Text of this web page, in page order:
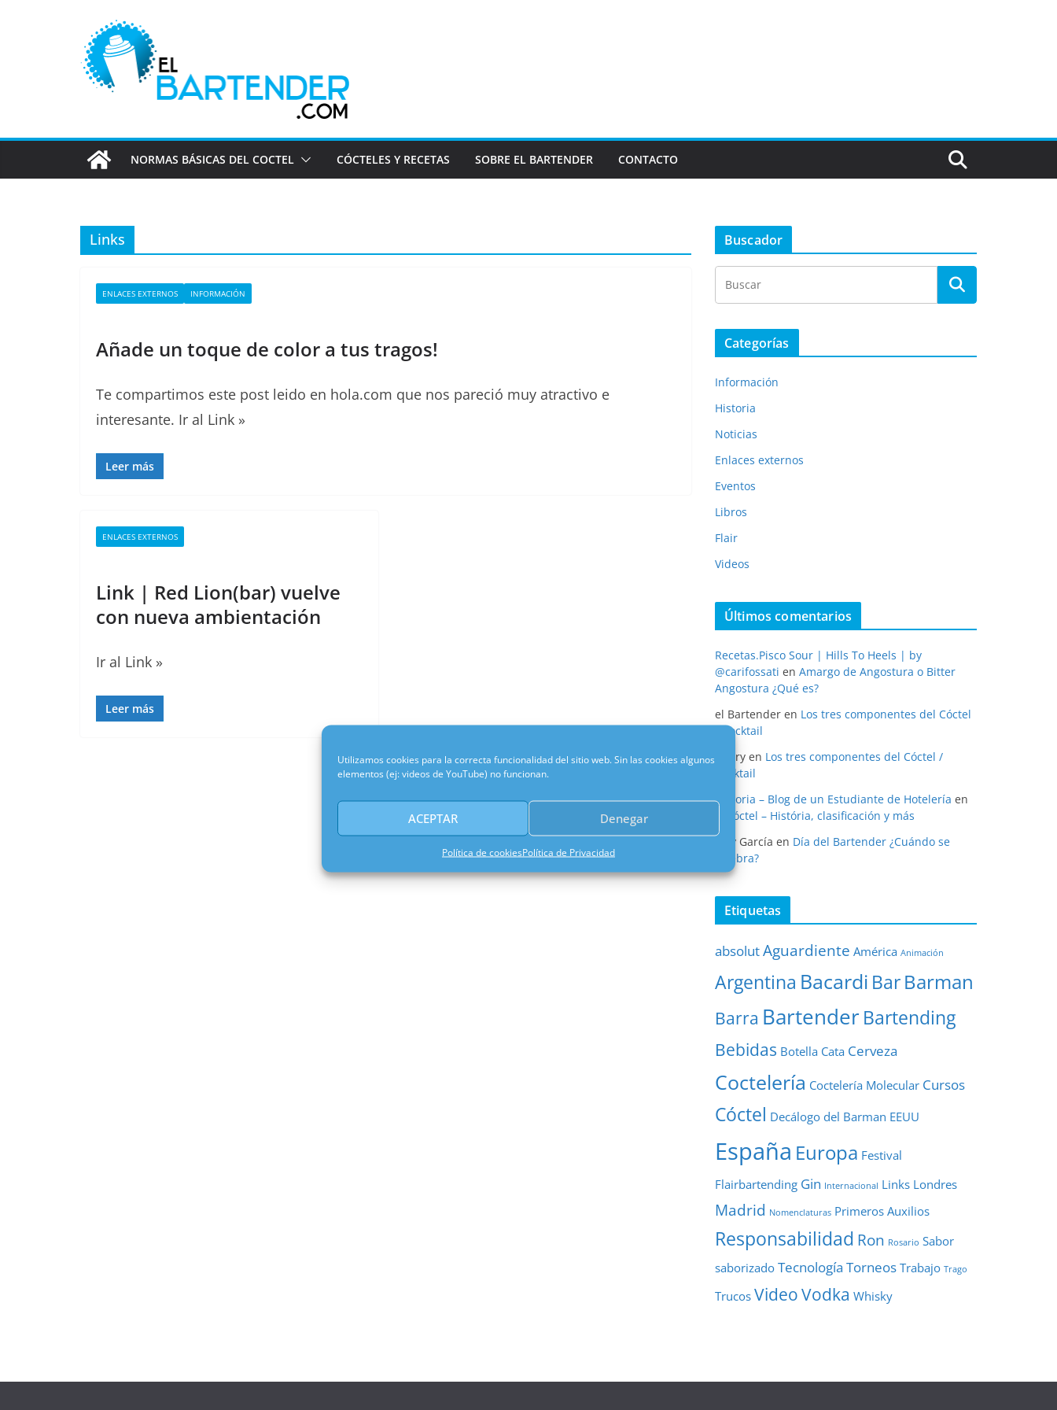
Utilizamos cookies para la correcta funcionalidad del sitio web. Sin las cookies algunos
elementos (ej: videos de YouTube) no funcionan.
ACEPTAR Denegar
Política de cookiesPolítica de Privacidad
NORMAS BÁSICAS DEL COCTEL CÓCTELES Y RECETAS SOBRE EL BARTENDER CONTACTO
Links
ENLACES EXTERNOS INFORMACIÓN
Añade un toque de color a tus tragos!
Te compartimos este post leido en hola.com que nos pareció muy atractivo e
interesante. Ir al Link »
Leer más
ENLACES EXTERNOS
Link | Red Lion(bar) vuelve
con nueva ambientación
Ir al Link »
Leer más
Buscador
Categorías
Información
Historia
Noticias
Enlaces externos
Eventos
Libros
Flair
Videos
Últimos comentarios
Recetas.Pisco Sour | Hills To Heels | by
@carifossati en Amargo de Angostura o Bitter
Angostura ¿Qué es?
el Bartender en Los tres componentes del Cóctel
/ Cocktail
henry en Los tres componentes del Cóctel /
Cocktail
Historia – Blog de un Estudiante de Hotelería en
El cóctel – História, clasificación y más
Eloy García en Día del Bartender ¿Cuándo se
celebra?
Etiquetas
absolutAguardiente América Animación
Argentina Bacardi BarBarman
Barra BartenderBartending
Bebidas Botella Cata Cerveza
Coctelería Coctelería Molecular Cursos
Cóctel Decálogo del Barman EEUU
España Europa Festival
Flairbartending Gin Internacional Links Londres
Madrid Nomenclaturas Primeros Auxilios
Responsabilidad Ron Rosario Sabor
saborizado Tecnología Torneos Trabajo Trago
Trucos VideoVodka Whisky